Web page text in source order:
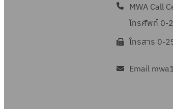
MWA Call
โทรศัพท์ 0-
โทรสาร 0-
Email